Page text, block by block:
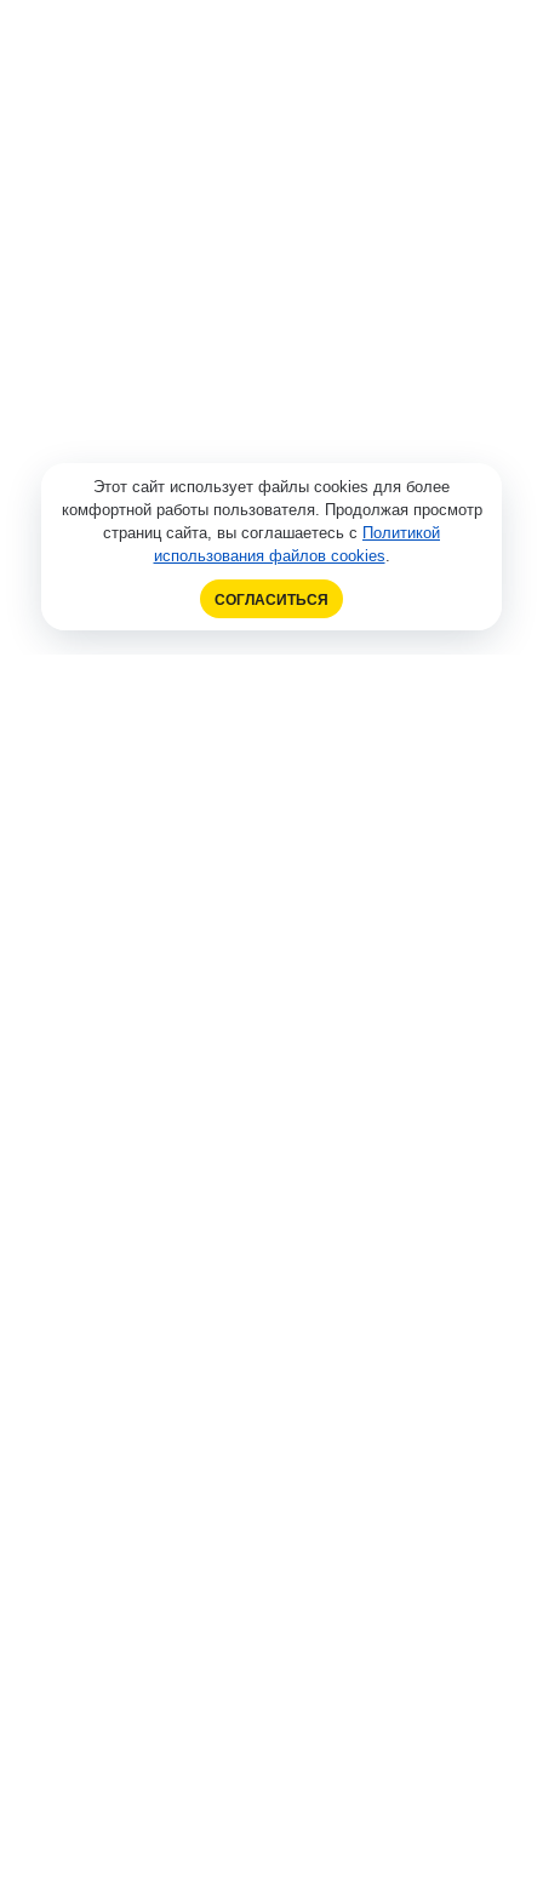
Этот сайт использует файлы cookies для более
комфортной работы пользователя. Продолжая просмотр
страниц сайта, вы соглашаетесь с Политикой
использования файлов cookies.
СОГЛАСИТЬСЯ